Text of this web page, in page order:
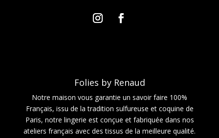
Folies by Renaud
Notre maison vous garantie un savoir faire 100%
Français, issu de la tradition sulfureuse et coquine de
Paris, notre lingerie est conçue et fabriquée dans nos
ateliers français avec des tissus de la meilleure qualité.